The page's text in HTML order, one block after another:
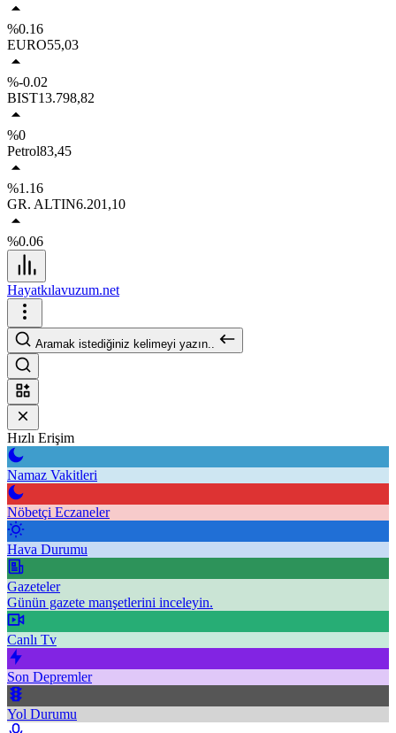
%0.16
EURO55,03
%-0.02
BIST13.798,82
%0
Petrol83,45
%1.16
GR. ALTIN6.201,10
%0.06
Hayatkılavuzum.net
Aramak istediğiniz kelimeyi yazın..
Hızlı Erişim
Namaz Vakitleri
Nöbetçi Eczaneler
Hava Durumu
Gazeteler
Günün gazete manşetlerini inceleyin.
Canlı Tv
Son Depremler
Yol Durumu